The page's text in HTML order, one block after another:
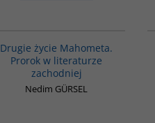
Drugie życie Mahometa.
Prorok w literaturze
zachodniej
Nedim GÜRSEL